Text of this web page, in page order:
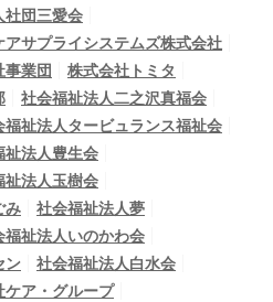
社団三愛会
アサプライシステムズ株式会社
事業団
株式会社トミタ
社会福祉法人二之沢真福会
福祉法人タービュランス福祉会
祉法人豊生会
祉法人玉樹会
み
社会福祉法人夢
福祉法人いのかわ会
ン
社会福祉法人白水会
ケア・グループ